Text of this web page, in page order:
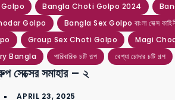
Bangla Choti Golpo 2024
Golpo Bangla Sex Golpo বাংলা সেক্স
Group Sex Choti Golpo Magi
Bangla পারিবারিক চটি গল্প বেশ্যা চোদার চটি গল্প
সেক্সের সমাহার – ২